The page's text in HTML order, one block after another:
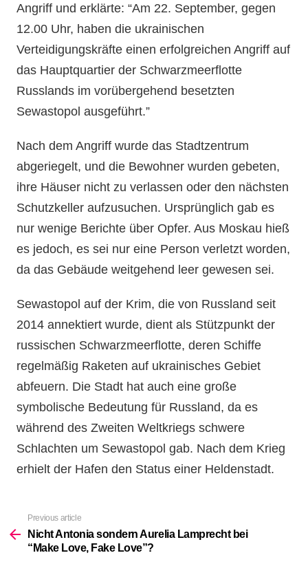
Angriff und erklärte: “Am 22. September, gegen
12.00 Uhr, haben die ukrainischen
Verteidigungskräfte einen erfolgreichen Angriff auf
das Hauptquartier der Schwarzmeerflotte
Russlands im vorübergehend besetzten
Sewastopol ausgeführt.”
Nach dem Angriff wurde das Stadtzentrum
abgeriegelt, und die Bewohner wurden gebeten,
ihre Häuser nicht zu verlassen oder den nächsten
Schutzkeller aufzusuchen. Ursprünglich gab es
nur wenige Berichte über Opfer. Aus Moskau hieß
es jedoch, es sei nur eine Person verletzt worden,
da das Gebäude weitgehend leer gewesen sei.
Sewastopol auf der Krim, die von Russland seit
2014 annektiert wurde, dient als Stützpunkt der
russischen Schwarzmeerflotte, deren Schiffe
regelmäßig Raketen auf ukrainisches Gebiet
abfeuern. Die Stadt hat auch eine große
symbolische Bedeutung für Russland, da es
während des Zweiten Weltkriegs schwere
Schlachten um Sewastopol gab. Nach dem Krieg
erhielt der Hafen den Status einer Heldenstadt.
more
Previous article
Nicht Antonia sondern Aurelia Lamprecht bei
“Make Love, Fake Love”?